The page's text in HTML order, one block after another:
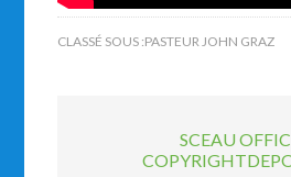
CLASSÉ SOUS :PASTEUR JOHN GRAZ
SCEAU